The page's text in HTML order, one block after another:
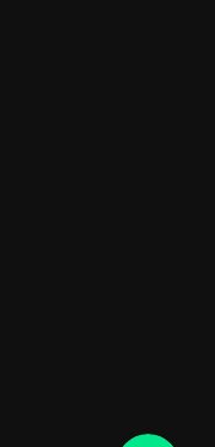
18001780